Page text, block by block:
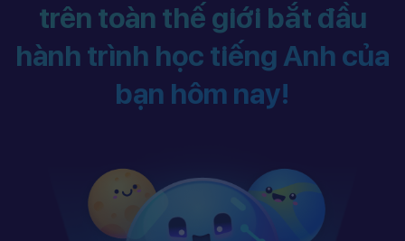
trên toàn thế giới bắt đầu
hành trình học tiếng Anh của
bạn hôm nay!